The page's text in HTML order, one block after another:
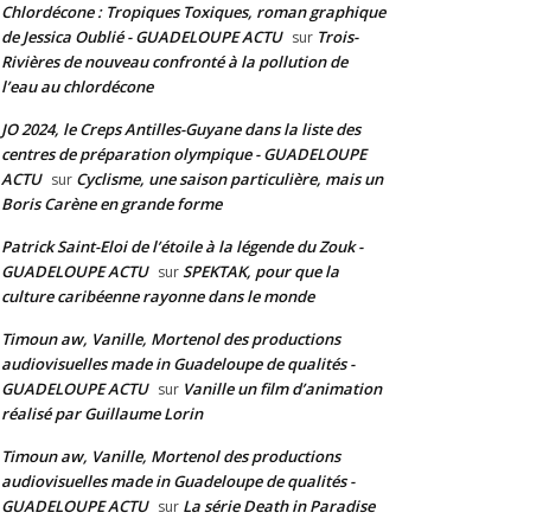
Chlordécone : Tropiques Toxiques, roman graphique
de Jessica Oublié - GUADELOUPE ACTU sur Trois-
Rivières de nouveau confronté à la pollution de
l’eau au chlordécone
JO 2024, le Creps Antilles-Guyane dans la liste des
centres de préparation olympique - GUADELOUPE
ACTU sur Cyclisme, une saison particulière, mais un
Boris Carène en grande forme
Patrick Saint-Eloi de l’étoile à la légende du Zouk -
GUADELOUPE ACTU surSPEKTAK, pour que la
culture caribéenne rayonne dans le monde
Timoun aw, Vanille, Mortenol des productions
audiovisuelles made in Guadeloupe de qualités -
GUADELOUPE ACTU sur Vanille un film d’animation
réalisé par Guillaume Lorin
Timoun aw, Vanille, Mortenol des productions
audiovisuelles made in Guadeloupe de qualités -
GUADELOUPE ACTU sur La série Death in Paradise